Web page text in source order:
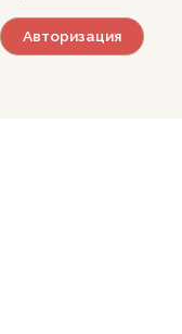
Авторизация